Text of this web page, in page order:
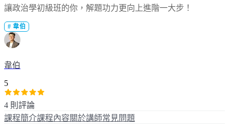
讓政治學初級班的你，解題功力更向上進階一大步！
#韋伯
韋伯
5
4 則評論
課程簡介課程內容關於講師常見問題